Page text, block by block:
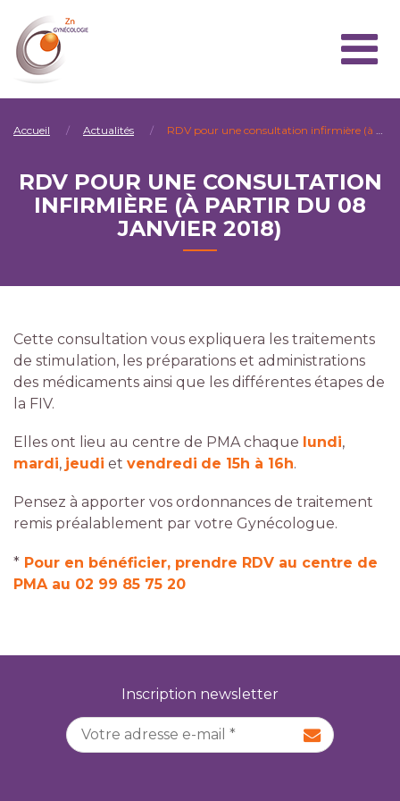
Accueil Actualités RDV pour une consultation infirmière (à partir du 08 janvier 2018)
RDV POUR UNE CONSULTATION
INFIRMIÈRE (À PARTIR DU 08
JANVIER 2018)
Cette consultation vous expliquera les traitements
de stimulation, les préparations et administrations
des médicaments ainsi que les différentes étapes de
la FIV.
Elles ont lieu au centre de PMA chaque lundi,
mardi, jeudi et vendredi de 15h à 16h.
Pensez à apporter vos ordonnances de traitement
remis préalablement par votre Gynécologue.
* Pour en bénéficier, prendre RDV au centre de
PMA au 02 99 85 75 20
Inscription newsletter
Adresse e-mail*